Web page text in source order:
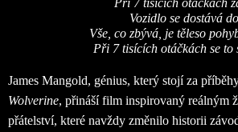
Vozidlo se dostává
Vše, co zbývá, je těleso
Při 7 tisících otáčkách se to
James Mangold, génius, který stojí za
Wolverine, přináší film inspirovaný reálným
přátelství, které navždy změnilo historii